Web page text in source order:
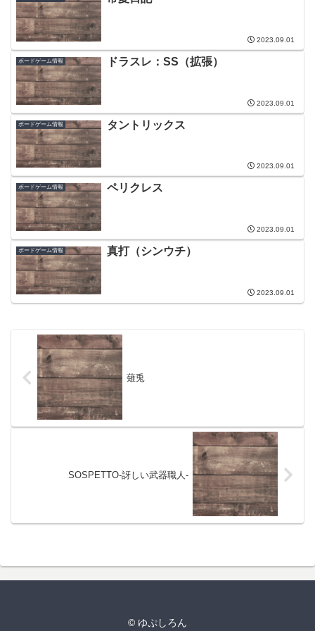
2023.09.01
ボードゲーム情報 ドラスレ：SS（拡張）
2023.09.01
ボードゲーム情報 タントリックス
2023.09.01
ボードゲーム情報 ペリクレス
2023.09.01
ボードゲーム情報 真打（シンウチ）
2023.09.01
薙兎
SOSPETTO-訝しい武器職人-
© ゆぷしろん